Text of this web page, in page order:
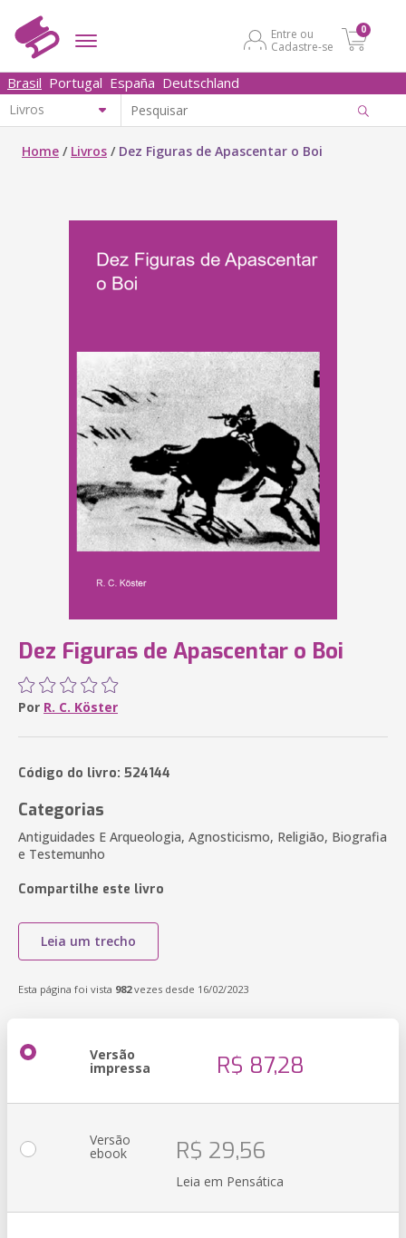
Entre ou
Cadastre-se
0
Brasil Portugal España Deutschland
Home / Livros / Dez Figuras de Apascentar o Boi
Dez Figuras de Apascentar o Boi
Por R. C. Köster
Código do livro: 524144
Categorias
Antiguidades E Arqueologia, Agnosticismo, Religião, Biografia
e Testemunho
Compartilhe este livro
Leia um trecho
Esta página foi vista 982vezes desde 16/02/2023
Versão
impressa R$ 87,28
Versão
ebook R$ 29,56
Leia em Pensática